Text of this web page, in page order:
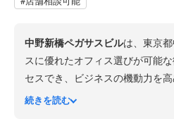
中野新橋ペガサスビルは、東京
セスでき、ビジネスの機動力を高められます。 RC造（鉄筋コンクリート造）の地上5階・地下1階建てで、1983年4月竣工、築
続きを読む